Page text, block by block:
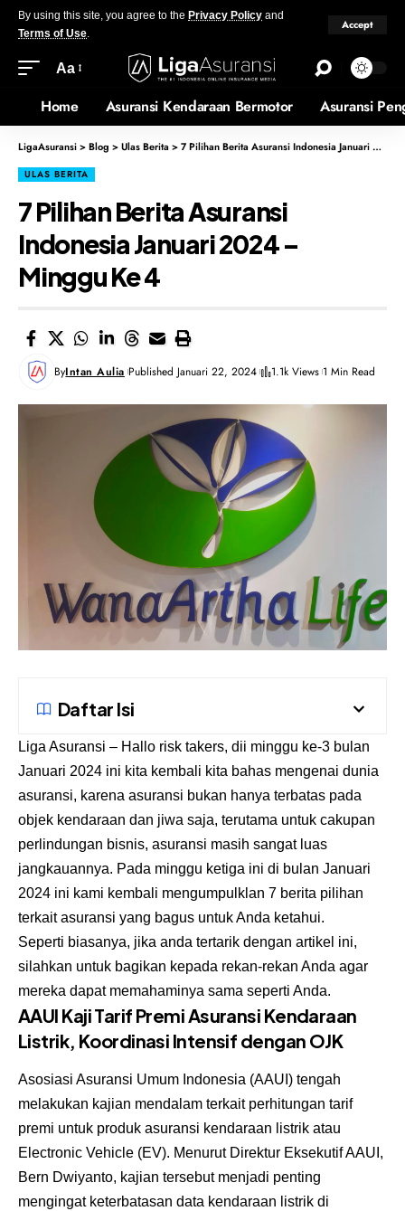
By using this site, you agree to the Privacy Policy and
Terms of Use.
Accept
Aa
Home Asuransi Kendaraan Bermotor Asuransi
LigaAsuransi>Blog >Ulas Berita>7 Pilihan Berita Asuransi Indonesia Januari 2024 – Minggu Ke 4
ULAS BERITA
7 Pilihan Berita Asuransi
Indonesia Januari 2024 –
Minggu Ke 4
ByIntan Aulia Published Januari 22, 2024 1.1k Views 1 Min Read
Daftar Isi
Liga Asuransi – Hallo risk takers, dii minggu ke-3 bulan
Januari 2024 ini kita kembali kita bahas mengenai dunia
asuransi, karena asuransi bukan hanya terbatas pada
objek kendaraan dan jiwa saja, terutama untuk cakupan
perlindungan bisnis, asuransi masih sangat luas
jangkauannya. Pada minggu ketiga ini di bulan Januari
2024 ini kami kembali mengumpulklan 7 berita pilihan
terkait asuransi yang bagus untuk Anda ketahui.
Seperti biasanya, jika anda tertarik dengan artikel ini,
silahkan untuk bagikan kepada rekan-rekan Anda agar
mereka dapat memahaminya sama seperti Anda.
AAUI Kaji Tarif Premi Asuransi Kendaraan
Listrik, Koordinasi Intensif dengan OJK
Asosiasi Asuransi Umum Indonesia (AAUI) tengah
melakukan kajian mendalam terkait perhitungan tarif
premi untuk produk asuransi kendaraan listrik atau
Electronic Vehicle (EV). Menurut Direktur Eksekutif AAUI,
Bern Dwiyanto, kajian tersebut menjadi penting
mengingat keterbatasan data kendaraan listrik di